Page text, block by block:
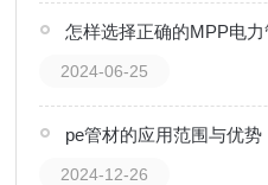
怎样选择正确的MPP电力
2024-06-25
pe管材的应用范围与优势
2024-12-26